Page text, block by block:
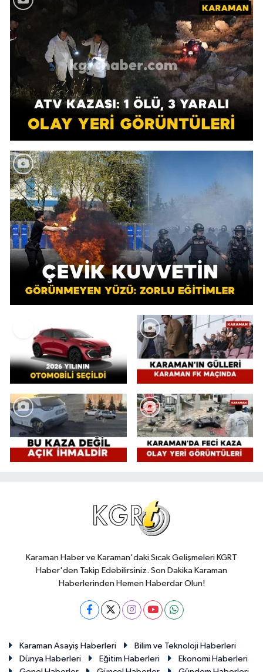
Karaman Haber ve Karaman'daki Sıcak Gelişmeleri KGRT
Haber'den Takip Edebilirsiniz. Son Dakika Karaman
Haberlerinden Hemen Haberdar Olun!
Karaman Asayiş Haberleri
Bilim ve Teknoloji Haberleri
Dünya Haberleri
Eğitim Haberleri
Ekonomi Haberleri